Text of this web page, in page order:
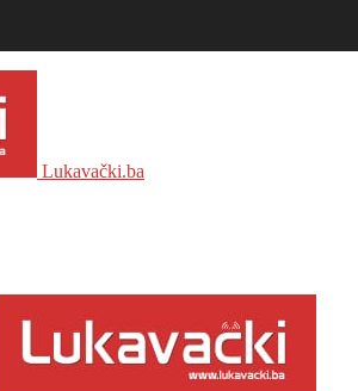
Lukavački.ba